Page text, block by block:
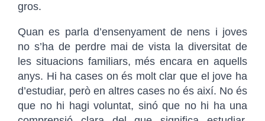
gros.
Quan es parla d’ensenyament de nens i joves
no s’ha de perdre mai de vista la diversitat de
les situacions familiars, més encara en aquells
anys. Hi ha cases on és molt clar que el jove ha
d’estudiar, però en altres cases no és així. No és
que no hi hagi voluntat, sinó que no hi ha una